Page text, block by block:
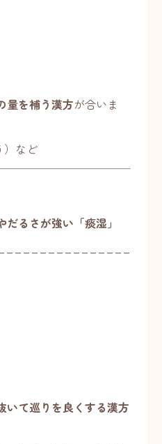
量を補う漢方が合いま
）など
るさが強い「痰湿」
いて巡りを良くする漢方